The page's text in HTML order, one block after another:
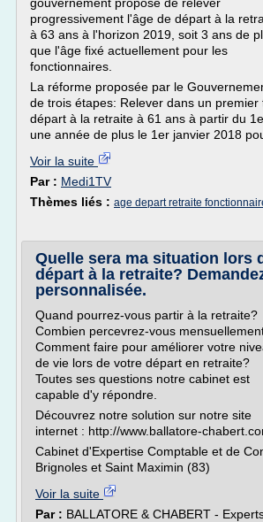
progressivement l'âge de départ à la
à 63 ans à l'horizon 2019, soit 3 ans de
que l'âge fixé actuellement pour les
fonctionnaires.
La réforme proposée par le
de trois étapes: Relever dans un premier
départ à la retraite à 61 ans à partir du
une année de plus le 1er janvier 2018
Voir la suite
Par : Medi1TV
Thèmes liés : age depart retraite
Quelle sera ma situation lors
départ à la retraite?
personnalisée.
Quand pourrez-vous partir à la retraite?
Combien percevrez-vous
Comment faire pour améliorer votre
de vie lors de votre départ en retraite?
Toutes ses questions notre cabinet est
capable d'y répondre.
Découvrez notre solution sur notre site
internet : http://www.ballatore-
Cabinet d'Expertise Comptable et de
Brignoles et Saint Maximin (83)
Voir la suite
Par : BALLATORE & CHABERT -